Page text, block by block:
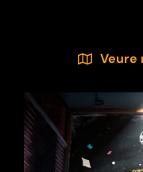
Veure